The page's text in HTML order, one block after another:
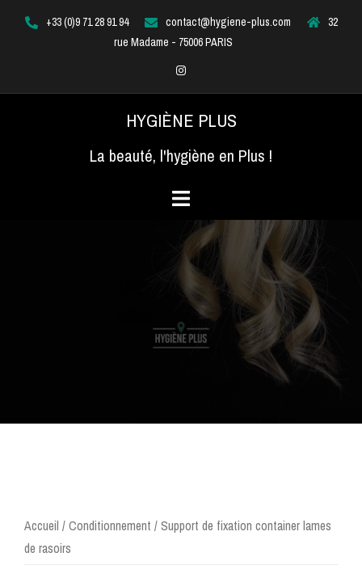
+33 (0)9 71 28 91 94 contact@hygiene-plus.com
32
rue Madame - 75006 PARIS
Instagram
HYGIÈNE PLUS
La beauté, l'hygiène en Plus !
Accueil /Conditionnement / Support de fixation container lames
de rasoirs